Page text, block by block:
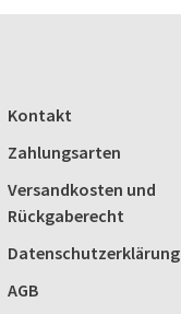
Kontakt
Zahlungsarten
Versandkosten und
Rückgaberecht
Datenschutzerklärung
AGB